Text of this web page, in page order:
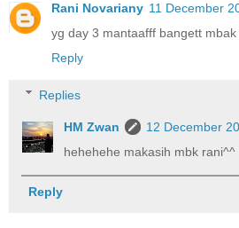
Rani Novariany 11 December
yg day 3 mantaafff bangett mbak
Reply
Replies
HM Zwan
12 December
hehehehe makasih mbk rani^^
Reply